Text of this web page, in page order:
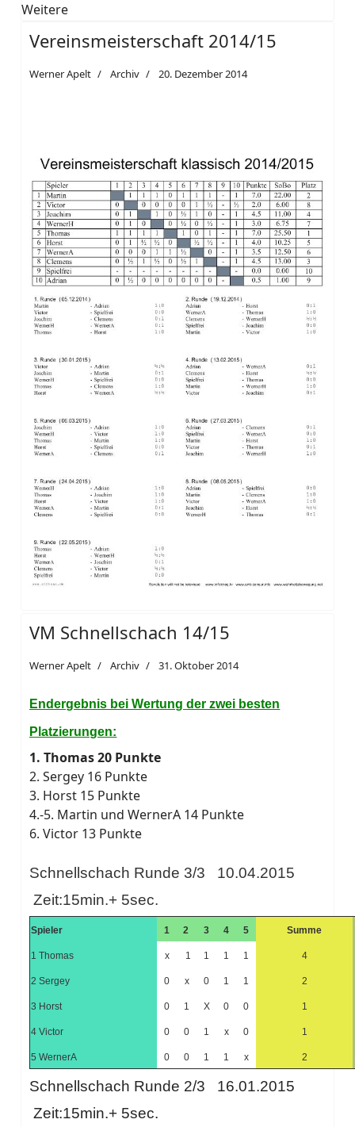
Weitere
Vereinsmeisterschaft 2014/15
Werner Apelt Archiv 20. Dezember 2014
VM Schnellschach 14/15
Werner Apelt Archiv 31. Oktober 2014
Endergebnis bei Wertung der zwei besten
Platzierungen:
1. Thomas 20 Punkte
2. Sergey 16 Punkte
3. Horst 15 Punkte
4.-5. Martin und WernerA 14 Punkte
6. Victor 13 Punkte
Schnellschach Runde 3/3 10.04.2015
Zeit:15min.+ 5sec.
Spieler 1 2 3 4 5 Summe
1 Thomas x 1 1 1 1 4
2 Sergey 0 x 0 1 1 2
3 Horst 0 1 X 0 0 1
4 Victor 0 0 1 x 0 1
5 WernerA 0 0 1 1 x 2
Schnellschach Runde 2/3 16.01.2015
Zeit:15min.+ 5sec.